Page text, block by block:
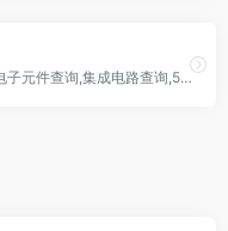
Datasheet5提供真实准确的6.5亿电子元件查询,集成电路查询,5.8亿datasheet下载,ECAD模型免费下载,FFF替代料推荐,帮助工程师做出全面而稳定的器件选型决定